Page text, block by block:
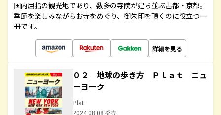
国内屈指の観光地であり、数多の寺院が建ち並ぶ古都・京都。
季節を楽しみながらお寺をめぐり、御朱印を頂くのに役立つ一
冊です。
詳細を見る
０２ 地球の歩き方 Ｐｌａｔ ニュ
ーヨーク
Plat
2024.08.08 発売